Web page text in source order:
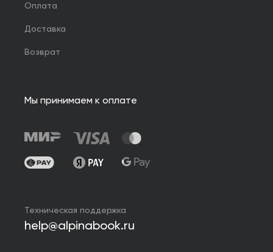
Оплата
Доставка
Возврат
Мы принимаем к оплате
Техническая поддержка
help@alpinabook.ru